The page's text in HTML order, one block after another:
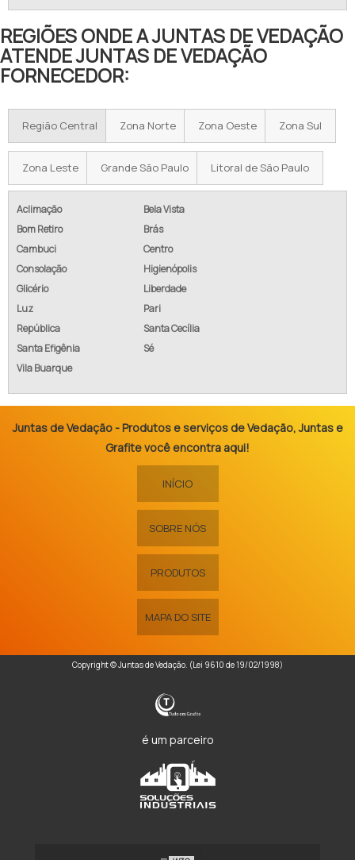
REGIÕES ONDE A JUNTAS DE VEDAÇÃO
ATENDE JUNTAS DE VEDAÇÃO
FORNECEDOR:
Região Central Zona Norte Zona Oeste Zona Sul
Zona Leste Grande São Paulo Litoral de São Paulo
Aclimação
Bela Vista
Bom Retiro
Brás
Cambuci
Centro
Consolação
Higienópolis
Glicério
Liberdade
Luz
Pari
República
Santa Cecília
Santa Efigênia
Sé
Vila Buarque
Juntas de Vedação - Produtos e serviços de Vedação, Juntas e
Grafite você encontra aqui!
INÍCIO
SOBRE NÓS
PRODUTOS
MAPA DO SITE
Copyright © Juntas de Vedação. (Lei 9610 de 19/02/1998)
é um parceiro